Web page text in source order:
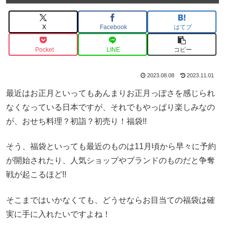
X Facebook はてブ
Pocket LINE コピー
2023.08.08 2023.11.01
最近はお正月といってもあんまりお正月っぽさを感じられ
なくなっている日本ですが、それでもやっぱり楽しみなの
が、おせち料理？初詣？初売り！福袋!!
そう、福袋といっても最近のものは11月頃から早々に予約
が開始されたり、人気ショップやブランドのものだと争奪
戦が起こるほど!!
そこまではいかなくても、どうせならお目当ての福袋は確
実に手に入れたいですよね！